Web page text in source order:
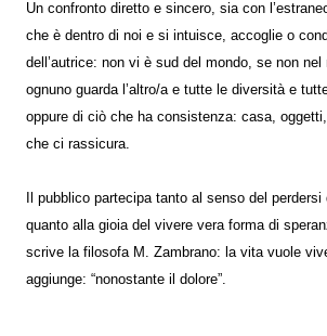
Un confronto diretto e sincero, sia con
che è dentro di noi e si intuisce, accoglie o
dell’autrice: non vi è sud del mondo, se non nel
ognuno guarda l’altro/a e tutte le diversità e
oppure di ciò che ha consistenza: casa,
che ci rassicura.
Il pubblico partecipa tanto al senso del perdersi
quanto alla gioia del vivere vera forma di
scrive la filosofa M. Zambrano: la vita vuole
aggiunge: “nonostante il dolore”.